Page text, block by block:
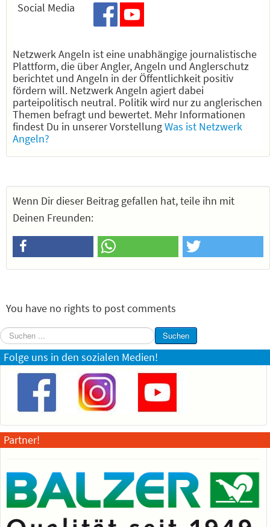
Social Media
Netzwerk Angeln ist eine unabhängige journalistische
Plattform, die über Angler, Angeln und Anglerschutz
berichtet und Angeln in der Öffentlichkeit positiv
fördern will. Netzwerk Angeln agiert dabei
parteipolitisch neutral. Politik wird nur zu anglerischen
Themen befragt und bewertet. Mehr Informationen
findest Du in unserer VorstellungWas ist Netzwerk
Angeln?
Wenn Dir dieser Beitrag gefallen hat, teile ihn mit
Deinen Freunden:
You have no rights to post comments
Suchen
...
Suchen
Folge uns in den sozialen Medien!
Partner!